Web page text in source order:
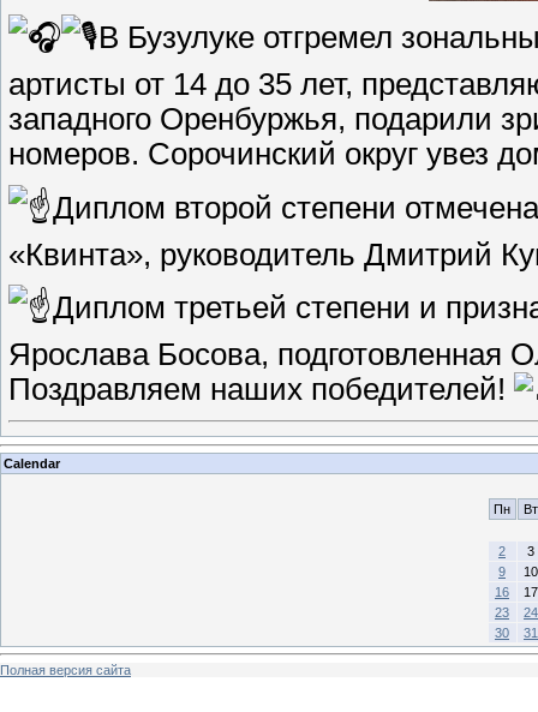
В Бузулуке отгремел
артисты от 14 до 35 лет,
западного Оренбуржья, подарили
номеров. Сорочинский округ увез
Диплом второй степени
«Квинта», руководитель Дмитрий
Диплом третьей степени и
Ярослава Босова, подготовленная
Поздравляем наших победителей!
Calendar
Пн Вт
2
3
9
10
16
17
23
24
30
31
Полная версия сайта